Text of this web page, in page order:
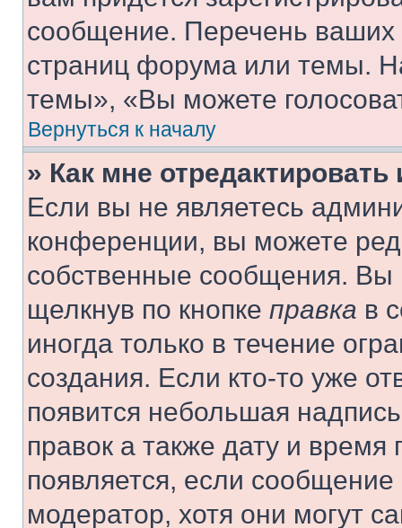
сообщение. Перечень ваших
страниц форума или темы.
темы», «Вы можете
Вернуться к началу
» Как мне
Если вы не являетесь
конференции, вы можете
собственные сообщения. Вы
щелкнув по кнопке правка в
иногда только в течение
создания. Если кто-то уже
появится небольшая
правок а также дату и
появляется, если
модератор, хотя они могут